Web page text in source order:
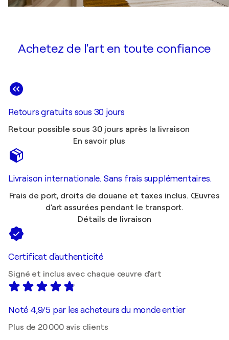
Achetez de l'art en toute confiance
Retours gratuits sous 30 jours
Retour possible sous 30 jours après la livraison
En savoir plus
Livraison internationale. Sans frais supplémentaires.
Frais de port, droits de douane et taxes inclus. Œuvres
d'art assurées pendant le transport.
Détails de livraison
Certificat d'authenticité
Signé et inclus avec chaque œuvre d'art
Noté 4,9/5 par les acheteurs du monde entier
Plus de 20 000 avis clients